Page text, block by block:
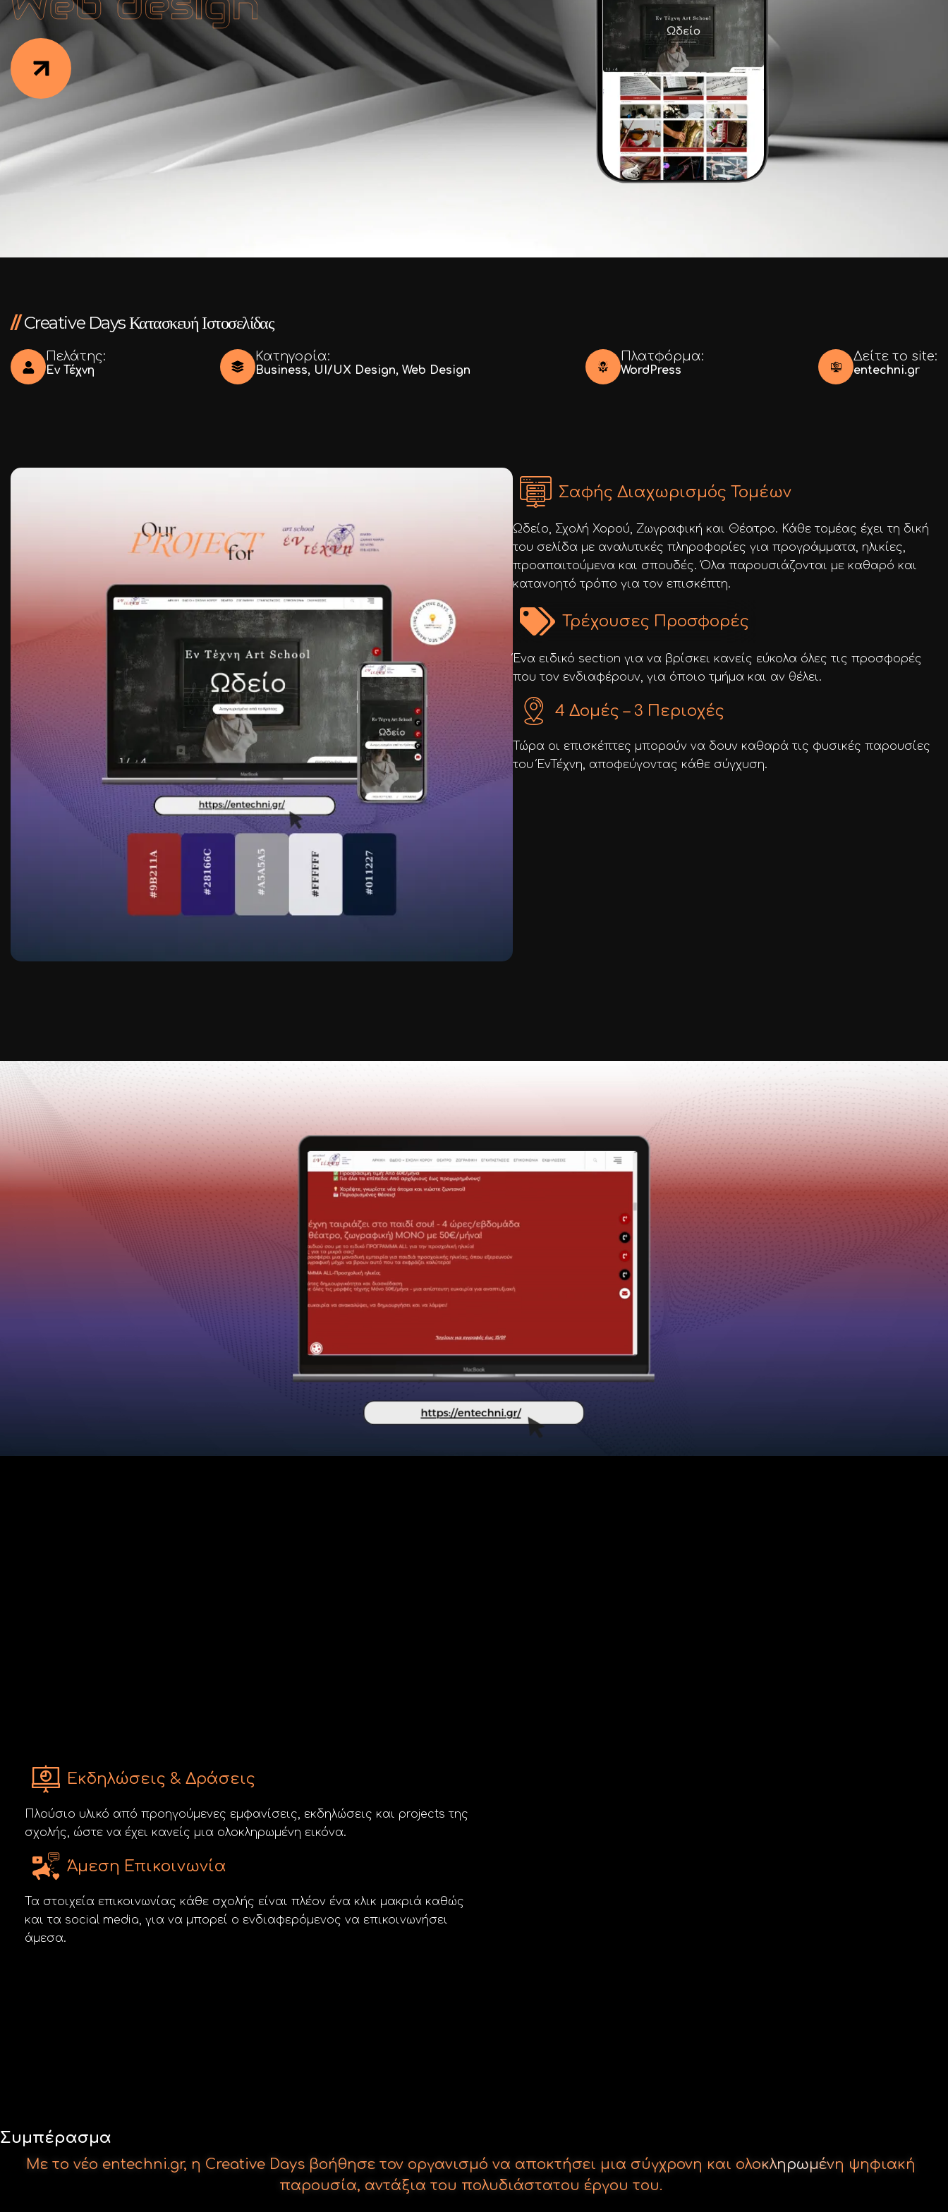
//Creative Days Κατασκευή Ιστοσελίδας
Πελάτης:
Εν Τέχνη
Κατηγορία:
Business, UI/UX Design,Web Design
Πλατφόρμα:
WordPress
Δείτε το site:
entechni.gr
Σαφής Διαχωρισμός Τομέων
Ωδείο, Σχολή Χορού, Ζωγραφική και Θέατρο. Κάθε τομέας έχει τη δική
του σελίδα με αναλυτικές πληροφορίες για προγράμματα, ηλικίες,
προαπαιτούμενα και σπουδές. Όλα παρουσιάζονται με καθαρό και
κατανοητό τρόπο για τον επισκέπτη.
Τρέχουσες Προσφορές
Ένα ειδικό section για να βρίσκει κανείς εύκολα όλες τις προσφορές
που τον ενδιαφέρουν, για όποιο τμήμα και αν θέλει.
4 Δομές – 3 Περιοχές
Τώρα οι επισκέπτες μπορούν να δουν καθαρά τις φυσικές παρουσίες
του ΈνΤέχνη, αποφεύγοντας κάθε σύγχυση.
Εκδηλώσεις & Δράσεις
Πλούσιο υλικό από προηγούμενες εμφανίσεις, εκδηλώσεις και projects της
σχολής, ώστε να έχει κανείς μια ολοκληρωμένη εικόνα.
Άμεση Επικοινωνία
Τα στοιχεία επικοινωνίας κάθε σχολής είναι πλέον ένα κλικ μακριά καθώς
και τα social media, για να μπορεί ο ενδιαφερόμενος να επικοινωνήσει
άμεσα.
Με το νέο entechni.gr, η Creative Days βοήθησε τον οργανισμό να αποκτήσει μια σύγχρονη και ολοκληρωμένη ψηφιακή
παρουσία, αντάξια του πολυδιάστατου έργου του.
Facebook
Instagram
LinkedIn
+
Ι.ΤΣΑΛΟΥΧΊΔΗ 16-20, ΘΕΣΣΑΛΟΝΊΚΗ 54248